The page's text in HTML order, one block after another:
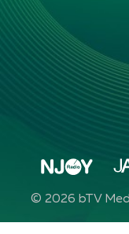
© 2026 bTV